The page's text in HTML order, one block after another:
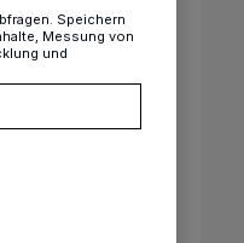
Speichern
Messung von
und